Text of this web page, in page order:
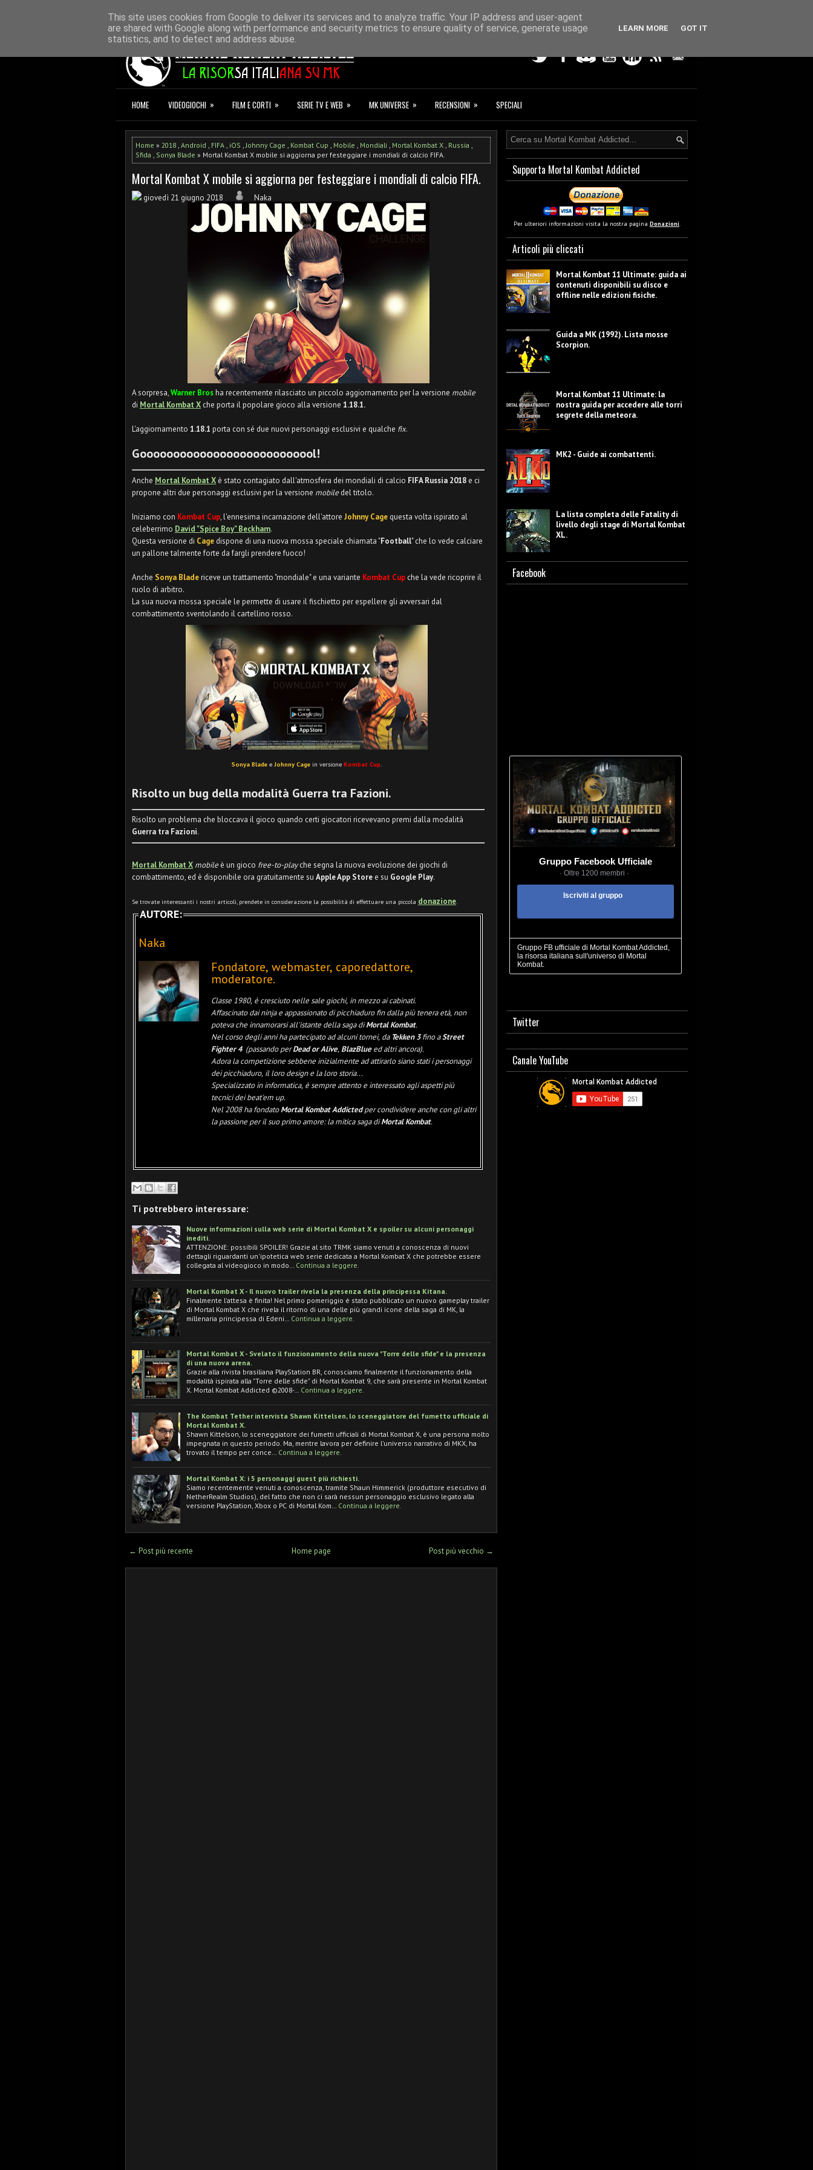
HOME REDAZIONE CONTATTI DONAZIONI F.A.Q.
HOME VIDEOGIOCHI » FILM E CORTI » SERIE TV E WEB » MK UNIVERSE » RECENSIONI » SPECIALI
Home » 2018 , Android , FIFA , iOS ,Johnny Cage , Kombat Cup , Mobile , Mondiali , Mortal Kombat X , Russia ,
Sfida , Sonya Blade » Mortal Kombat X mobile si aggiorna per festeggiare i mondiali di calcio FIFA.
Mortal Kombat X mobile si aggiorna per festeggiare i mondiali di calcio FIFA.
giovedì 21 giugno 2018 Naka
A sorpresa,Warner Brosha recentemente rilasciato un piccolo aggiornamento per la versione mobile
di Mortal Kombat X che porta il popolare gioco alla versione 1.18.1.
L'aggiornamento 1.18.1 porta con sé due nuovi personaggi esclusivi e qualche fix.
Gooooooooooooooooooooooooool!
Anche Mortal Kombat X è stato contagiato dall'atmosfera dei mondiali di calcio FIFA Russia 2018 e ci
propone altri due personaggi esclusivi per la versione mobile del titolo.
Iniziamo con Kombat Cup, l'ennesima incarnazione dell'attore Johnny Cage questa volta ispirato al
celeberrimo David "Spice Boy" Beckham.
Questa versione di Cage dispone di una nuova mossa speciale chiamata "Football" che lo vede calciare
un pallone talmente forte da fargli prendere fuoco!
Anche Sonya Bladericeve un trattamento "mondiale" e una variante Kombat Cup che la vede ricoprire il
ruolo di arbitro.
La sua nuova mossa speciale le permette di usare il fischietto per espellere gli avversari dal
combattimento sventolando il cartellino rosso.
Sonya Blade e Johnny Cage in versione Kombat Cup
Risolto un bug della modalità Guerra tra Fazioni.
Risolto un problema che bloccava il gioco quando certi giocatori ricevevano premi dalla modalità
Guerra tra Fazioni.
Mortal Kombat X mobile è un gioco free-to-playche segna la nuova evoluzione dei giochi di
combattimento, ed è disponibile ora gratuitamente su Apple App Store e su Google Play.
Se trovate interessanti i nostri articoli, prendete in considerazione la possibilità di effettuare una piccola donazione.
AUTORE:
Naka
Fondatore, webmaster, caporedattore,
moderatore.
Classe 1980, è cresciuto nelle sale giochi, in mezzo ai cabinati.
Affascinato dai ninja e appassionato di picchiaduro fin dalla più tenera età, non
poteva che innamorarsi all'istante della saga diMortal Kombat.
Nel corso degli anni ha partecipato ad alcuni tornei, da Tekken 3fino aStreet
Fighter 4(passando perDead or Alive, BlazBlueed altri ancora).
Adora la competizione sebbene inizialmente ad attirarlo siano stati i personaggi
dei picchiaduro, il loro design e la loro storia...
Specializzato in informatica, è sempre attento e interessato agli aspetti più
tecnici dei beat'em up.
Nel 2008 ha fondatoMortal Kombat Addictedper condividere anche con gli altri
la passione per il suo primo amore: la mitica saga diMortal Kombat.
Ti potrebbero interessare:
Nuove informazioni sulla web serie di Mortal Kombat X e spoiler su alcuni personaggi
inediti.
ATTENZIONE: possibili SPOILER! Grazie al sito TRMK siamo venuti a conoscenza di nuovi
dettagli riguardanti un'ipotetica web serie dedicata a Mortal Kombat X che potrebbe essere
collegata al videogioco in modo…
Continua a leggere.
Mortal Kombat X - Il nuovo trailer rivela la presenza della principessa Kitana.
Finalmente l'attesa è finita! Nel primo pomeriggio è stato pubblicato un nuovo gameplay trailer
di Mortal Kombat X che rivela il ritorno di una delle più grandi icone della saga di MK, la
millenaria principessa di Edeni…
Continua a leggere.
Mortal Kombat X - Svelato il funzionamento della nuova "Torre delle sfide" e la presenza
di una nuova arena.
Grazie alla rivista brasiliana PlayStation BR, conosciamo finalmente il funzionamento della
modalità ispirata alla "Torre delle sfide" di Mortal Kombat 9, che sarà presente in Mortal Kombat
X. Mortal Kombat Addicted ©2008-…
Continua a leggere.
The Kombat Tether intervista Shawn Kittelsen, lo sceneggiatore del fumetto ufficiale di
Mortal Kombat X.
Shawn Kittelson, lo sceneggiatore dei fumetti ufficiali di Mortal Kombat X, è una persona molto
impegnata in questo periodo. Ma, mentre lavora per definire l'universo narrativo di MKX, ha
trovato il tempo per conce…
Continua a leggere.
Mortal Kombat X: i 5 personaggi guest più richiesti.
Siamo recentemente venuti a conoscenza, tramite Shaun Himmerick (produttore esecutivo di
NetherRealm Studios), del fatto che non ci sarà nessun personaggio esclusivo legato alla
versione PlayStation, Xbox o PC di Mortal Kom…
Continua a leggere.
← Post più recente Post più vecchio →
Home page
Supporta Mortal Kombat Addicted
Per ulteriori informazioni visita la nostra pagina Donazioni.
Articoli più cliccati
Mortal Kombat 11 Ultimate: guida ai
contenuti disponibili su disco e
offline nelle edizioni fisiche.
Guida a MK (1992). Lista mosse
Scorpion.
Mortal Kombat 11 Ultimate: la
nostra guida per accedere alle torri
segrete della meteora.
MK2 - Guide ai combattenti.
La lista completa delle Fatality di
livello degli stage di Mortal Kombat
XL.
caratterizzazione.
Facebook
Gruppo Facebook Ufficiale
· Oltre 1200 membri ·
Iscriviti al gruppo
Gruppo FB ufficiale di Mortal Kombat Addicted,
la risorsa italiana sull'universo di Mortal
Kombat.
Twitter
Canale YouTube
This site uses cookies from Google to deliver its services and to analyze traffic. Your IP address and user-agent
are shared with Google along with performance and security metrics to ensure quality of service, generate usage
statistics, and to detect and address abuse.
LEARN MORE GOT IT